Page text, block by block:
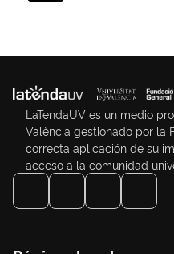
LaTendaUV es un medio
València gestionado por la
correcta aplicación de su
acceso a la comunidad